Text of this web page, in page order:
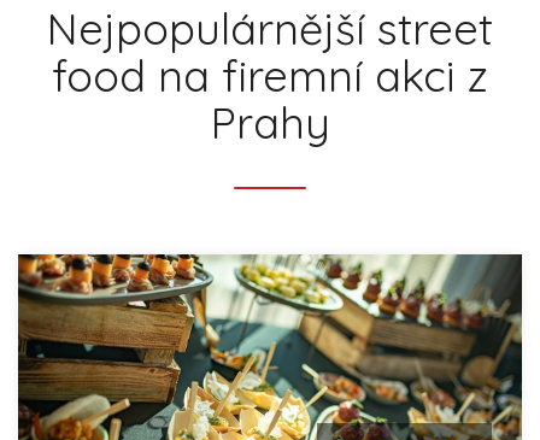
Nejpopulárnější street
food na firemní akci z
Prahy